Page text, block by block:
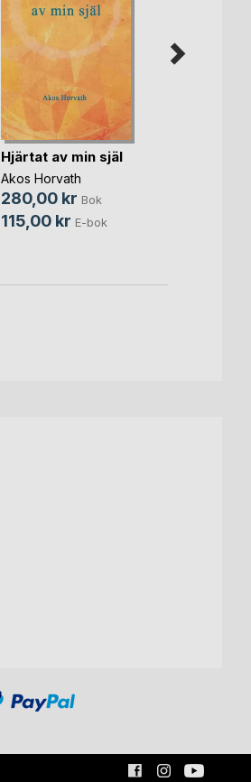
Hjärtat av min själ
Akos Horvath
280,00 kr Bok
115,00 kr E-bok